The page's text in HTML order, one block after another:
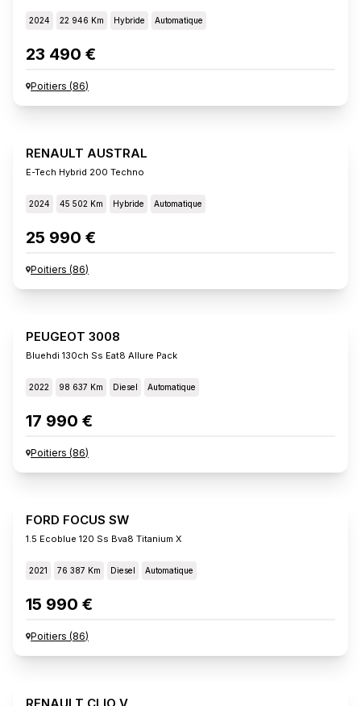
2024 22 946 Km Hybride Automatique
23 490 €
Poitiers (86)
RENAULT AUSTRAL
E-Tech Hybrid 200 Techno
2024 45 502 Km Hybride Automatique
25 990 €
Poitiers (86)
PEUGEOT 3008
Bluehdi 130ch Ss Eat8 Allure Pack
2022 98 637 Km Diesel Automatique
17 990 €
Poitiers (86)
FORD FOCUS SW
1.5 Ecoblue 120 Ss Bva8 Titanium X
2021 76 387 Km Diesel Automatique
15 990 €
Poitiers (86)
RENAULT CLIO V